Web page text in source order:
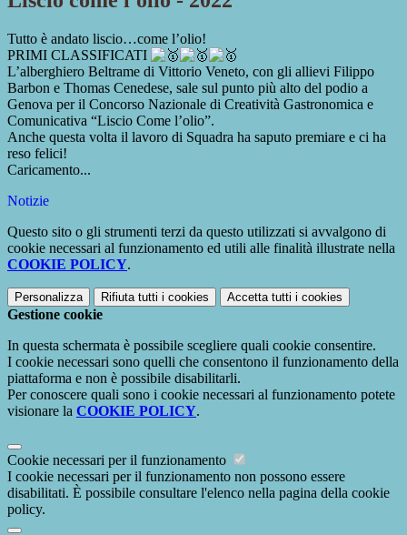
Tutto è andato liscio…come l’olio!
PRIMI CLASSIFICATI
L’alberghiero Beltrame di Vittorio Veneto, con gli allievi Filippo
Barbon e Thomas Cenedese, sale sul punto più alto del podio a
Genova per il Concorso Nazionale di Creatività Gastronomica e
Comunicativa “Liscio Come l’olio”.
Anche questa volta il lavoro di Squadra ha saputo premiare e ci ha
reso felici!
Caricamento...
Notizie
Questo sito o gli strumenti terzi da questo utilizzati si avvalgono di
cookie necessari al funzionamento ed utili alle finalità illustrate nella
COOKIE POLICY.
Personalizza Rifiuta tutti i cookies Accetta tutti i cookies
Gestione cookie
In questa schermata è possibile scegliere quali cookie consentire.
I cookie necessari sono quelli che consentono il funzionamento della
piattaforma e non è possibile disabilitarli.
Per conoscere quali sono i cookie necessari al funzionamento potete
visionare la COOKIE POLICY.
Cookie necessari per il funzionamento
I cookie necessari per il funzionamento non possono essere
disabilitati. È possibile consultare l'elenco nella pagina della cookie
policy.